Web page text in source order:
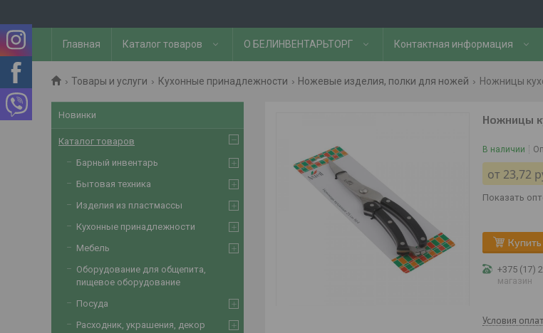
Главная Каталог товаров О БЕЛИНВЕНТАРЬТОРГ Контактная информация
Товары и услуги Кухонные принадлежности Ножевые изделия, полки для ножей Ножницы
Ножницы
В наличии
от 23,72
Показать
Купить
+375 (17)
магазин
Условия
Новинки
Каталог товаров
Барный инвентарь
Бытовая техника
Изделия из пластмассы
Кухонные принадлежности
Мебель
Оборудование для общепита,
пищевое оборудование
Посуда
Расходник, украшения, декор